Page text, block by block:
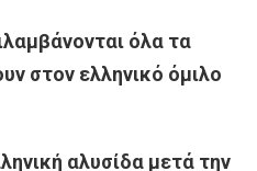
όλα τα
στον ελληνικό όμιλο
αλυσίδα μετά την